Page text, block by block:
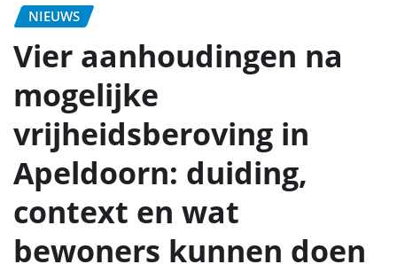
NIEUWS
Vier aanhoudingen na
mogelijke
vrijheidsberoving in
Apeldoorn: duiding,
context en wat
bewoners kunnen doen